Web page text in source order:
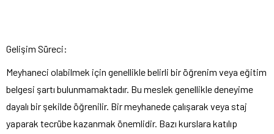
Gelişim Süreci:
Meyhaneci olabilmek için genellikle belirli bir öğrenim veya eğitim
belgesi şartı bulunmamaktadır. Bu meslek genellikle deneyime
dayalı bir şekilde öğrenilir. Bir meyhanede çalışarak veya staj
yaparak tecrübe kazanmak önemlidir. Bazı kurslara katılıp